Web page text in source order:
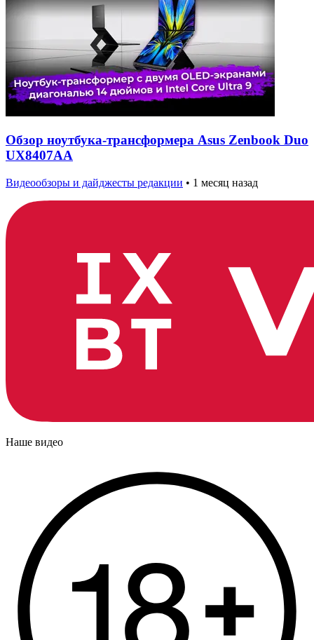
Обзор ноутбука-трансформера Asus Zenbook Duo
UX8407AA
Видеообзоры и дайджесты редакции • 1 месяц назад
Наше видео